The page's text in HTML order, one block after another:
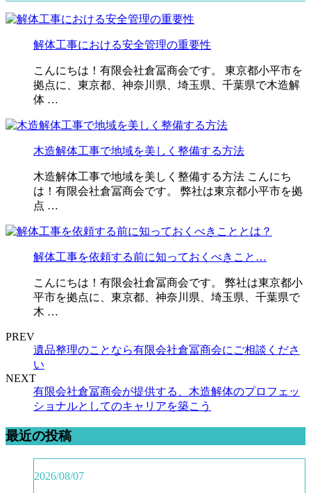
解体工事における安全管理の重要性
こんにちは！有限会社倉冨商会です。 東京都小平市を
拠点に、東京都、神奈川県、埼玉県、千葉県で木造解
体 …
木造解体工事で地域を美しく整備する方法
木造解体工事で地域を美しく整備する方法 こんにち
は！有限会社倉冨商会です。 弊社は東京都小平市を拠
点 …
解体工事を依頼する前に知っておくべきこと…
こんにちは！有限会社倉冨商会です。 弊社は東京都小
平市を拠点に、東京都、神奈川県、埼玉県、千葉県で
木 …
PREV
遺品整理のことなら有限会社倉冨商会にご相談くださ
い
NEXT
有限会社倉冨商会が提供する、木造解体のプロフェッ
ショナルとしてのキャリアを築こう
最近の投稿
2026/08/07